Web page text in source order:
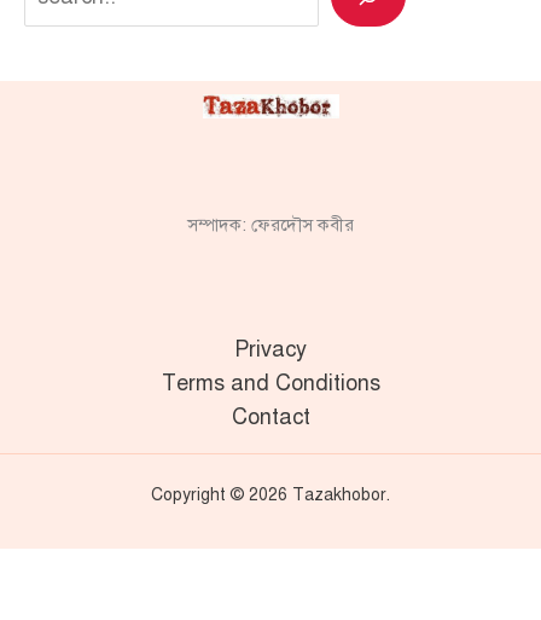
সম্পাদক: ফেরদৌস কবীর
Privacy
Terms and Conditions
Contact
Copyright © 2026 Tazakhobor.